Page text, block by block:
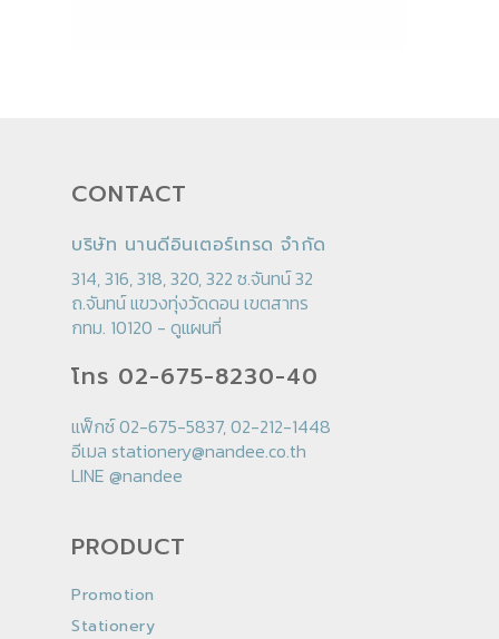
CONTACT
บริษัท นานดีอินเตอร์เทรด จำกัด
314, 316, 318, 320, 322 ซ.จันทน์ 32
ถ.จันทน์ แขวงทุ่งวัดดอน เขตสาทร
กทม. 10120 - ดูแผนที่
โทร 02-675-8230-40
แฟ็กซ์ 02-675-5837, 02-212-1448
อีเมล stationery@nandee.co.th
LINE @nandee
PRODUCT
Promotion
Stationery